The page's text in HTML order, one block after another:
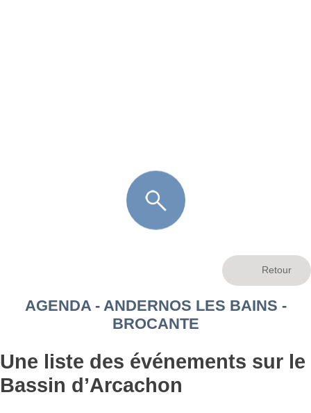
AGENDA - ANDERNOS LES BAINS -
BROCANTE
Une liste des événements sur le
Bassin d’Arcachon